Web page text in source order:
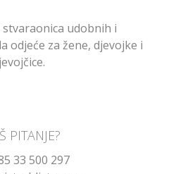
udobnih i
odjeće za žene, djevojke i
PITANJE?
33 500 297